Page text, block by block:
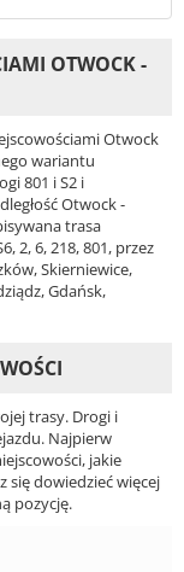
OTWOCK -
Otwock
wariantu
801 i S2 i
Otwock -
trasa
2, 6, 218, 801, przez
Skierniewice,
Gdańsk,
trasy. Drogi i
Najpierw
jakie
się dowiedzieć więcej
pozycję.